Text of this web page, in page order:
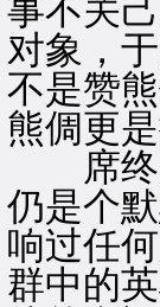
事不关
对象，
不是赞
熊倜更
席终人
仍是个
响过任
群中的